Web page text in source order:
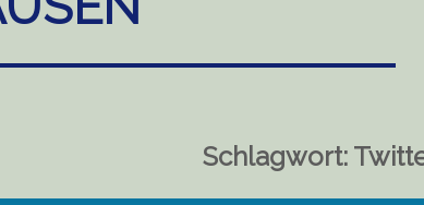
Schlagwort: